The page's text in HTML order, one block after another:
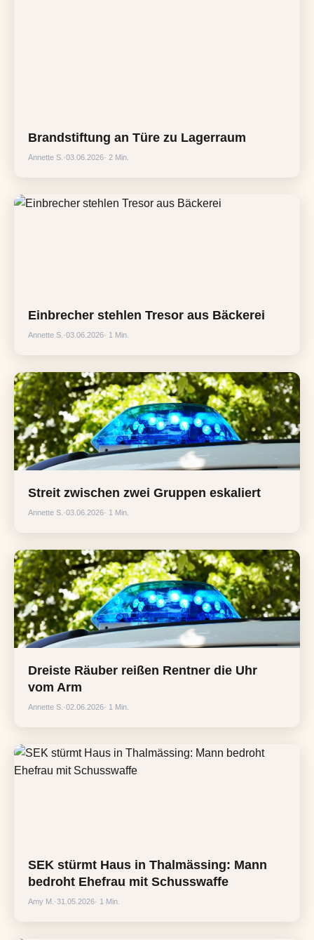
Brandstiftung an Türe zu Lagerraum
Annette S. ·03.06.2026· 2 Min.
Einbrecher stehlen Tresor aus Bäckerei
Annette S. ·03.06.2026· 1 Min.
Streit zwischen zwei Gruppen eskaliert
Annette S. ·03.06.2026· 1 Min.
Dreiste Räuber reißen Rentner die Uhr
vom Arm
Annette S. ·02.06.2026· 1 Min.
SEK stürmt Haus in Thalmässing: Mann
bedroht Ehefrau mit Schusswaffe
Amy M. ·31.05.2026· 1 Min.